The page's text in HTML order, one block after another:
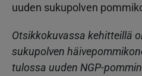
uuden sukupolven
Otsikkokuvassa kehitteillä
sukupolven
tulossa uuden NGP-